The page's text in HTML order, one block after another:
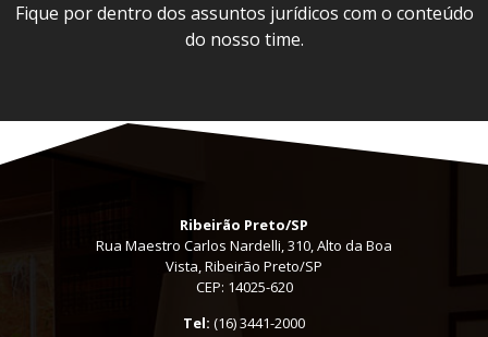
Fique por dentro dos assuntos jurídicos com o conteúdo
do nosso time.
Ribeirão Preto/SP
Rua Maestro Carlos Nardelli, 310, Alto da Boa
Vista, Ribeirão Preto/SP
CEP: 14025-620
Tel: (16) 3441-2000